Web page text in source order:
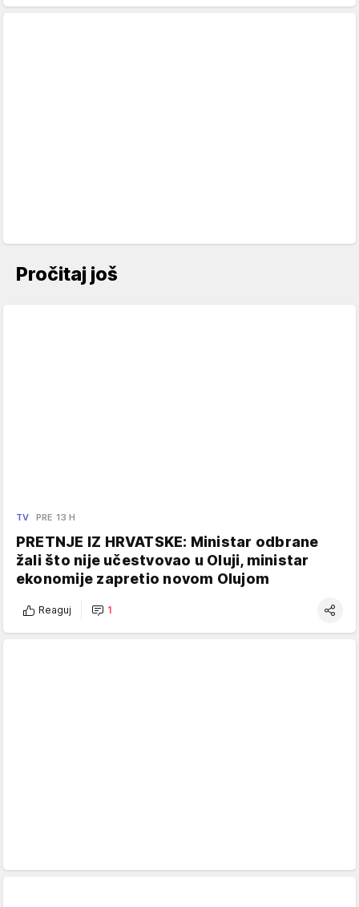
Pročitaj još
TV PRE 13 H
PRETNJE IZ HRVATSKE: Ministar odbrane
žali što nije učestvovao u Oluji, ministar
ekonomije zapretio novom Olujom
Reaguj 1